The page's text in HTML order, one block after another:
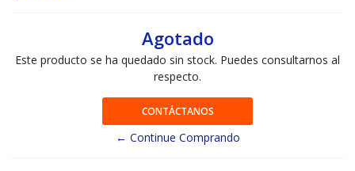
Agotado
Este producto se ha quedado sin stock. Puedes consultarnos al
respecto.
CONTÁCTANOS
← Continue Comprando